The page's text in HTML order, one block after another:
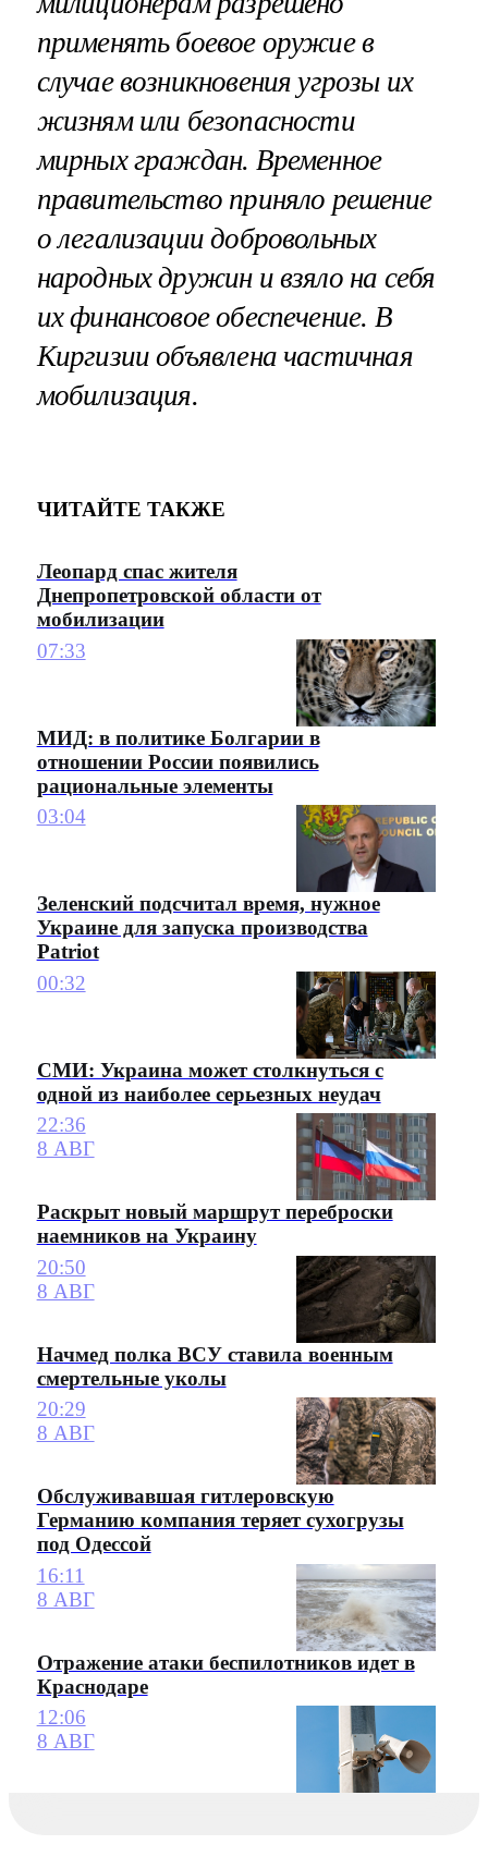
применять боевое оружие в
случае возникновения угрозы их
жизням или безопасности
мирных граждан. Временное
правительство приняло решение
о легализации добровольных
народных дружин и взяло на себя
их финансовое обеспечение. В
Киргизии объявлена частичная
мобилизация.
ЧИТАЙТЕ ТАКЖЕ
Леопард спас жителя
Днепропетровской области от
мобилизации
07:33
МИД: в политике Болгарии в
отношении России появились
рациональные элементы
03:04
Зеленский подсчитал время, нужное
Украине для запуска производства
Patriot
00:32
СМИ: Украина может столкнуться с
одной из наиболее серьезных неудач
22:36
8 АВГ
Раскрыт новый маршрут переброски
наемников на Украину
20:50
8 АВГ
Начмед полка ВСУ ставила военным
смертельные уколы
20:29
8 АВГ
Обслуживавшая гитлеровскую
Германию компания теряет сухогрузы
под Одессой
16:11
8 АВГ
Отражение атаки беспилотников идет в
Краснодаре
12:06
8 АВГ